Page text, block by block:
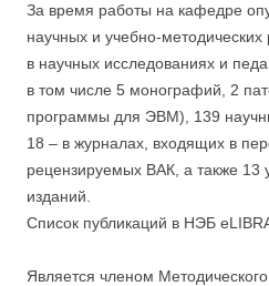
За время работы на кафедре
научных и учебно-методических
в научных исследованиях и
в том числе 5 монографий, 2
программы для ЭВМ), 139
18 – в журналах, входящих в
рецензируемых ВАК, а также 13
изданий.
Список публикаций в НЭБ
Является членом